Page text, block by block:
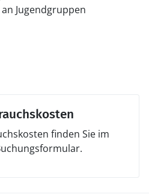
Jugendgruppen
finden Sie im